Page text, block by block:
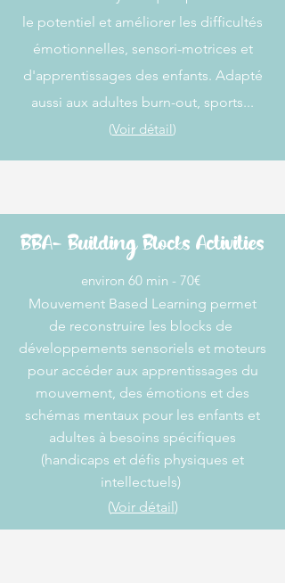
le potentiel et améliorer les difficultés
émotionnelles, sensori-motrices et
d'apprentissages des enfants. Adapté
aussi aux adultes burn-out, sports...
(Voir détail)
BBA- Building Blocks Activities
​​environ 60 min - 70€ ​
Mouvement Based Learning permet
de reconstruire les blocks de
développements sensoriels et moteurs
pour accéder aux apprentissages du
mouvement, des émotions et des
schémas mentaux pour les enfants et
adultes à besoins spécifiques
(handicaps et défis physiques et
intellectuels)
(Voir détail)